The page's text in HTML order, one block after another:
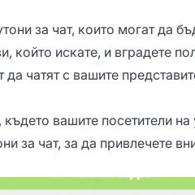
за чат, които могат да
който искате, и вградете
да чатят с вашите
вашите посетители
за чат, за да привлечете